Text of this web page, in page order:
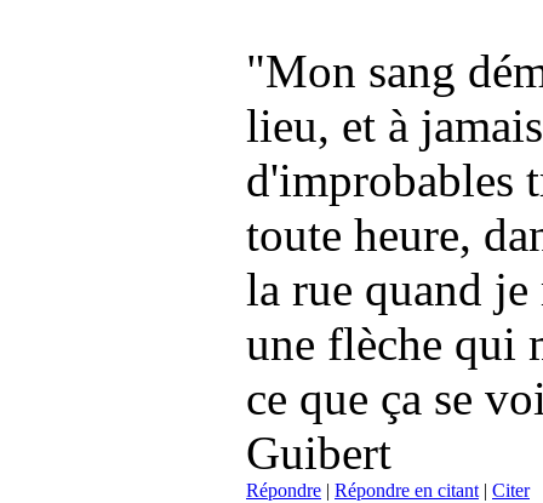
"Mon sang
lieu, et à
d'improbables
toute heure,
la rue quand
une flèche qui
ce que ça se
Guibert
Répondre | Répondre en citant| Citer